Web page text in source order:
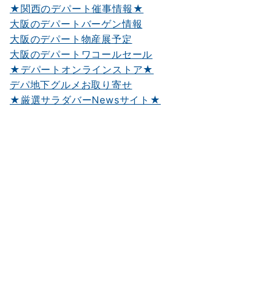
★関西のデパート催事情報★
大阪のデパートバーゲン情報
大阪のデパート物産展予定
大阪のデパートワコールセール
★デパートオンラインストア★
デパ地下グルメお取り寄せ
★厳選サラダバーNewsサイト★